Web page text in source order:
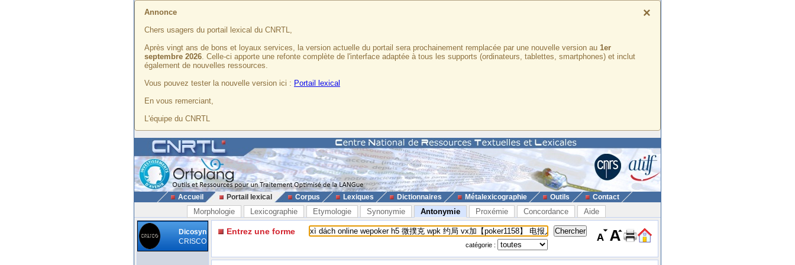
×
Annonce
Chers usagers du portail lexical du CNRTL,
Après vingt ans de bons et loyaux services, la version actuelle du portail sera prochainement remplacée par une nouvelle version au 1er
septembre 2026. Celle-ci apporte une refonte complète de l'interface adaptée à tous les supports (ordinateurs, tablettes, smartphones) et inclut
également de nouvelles ressources.
Vous pouvez tester la nouvelle version ici : Portail lexical
En vous remerciant,
L'équipe du CNRTL
Accueil Portail lexical Corpus Lexiques Dictionnaires Métalexicographie Outils Contact
Morphologie Lexicographie Etymologie Synonymie Antonymie Proxémie Concordance Aide
Dicosyn
CRISCO
Entrez une forme
catégorie :